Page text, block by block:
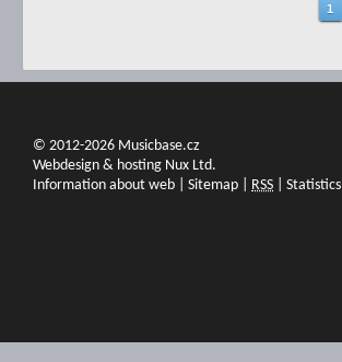
1
© 2012-2026 Musicbase.cz
Webdesign & hosting Nux Ltd.
Information about web
Sitemap RSS Statistics